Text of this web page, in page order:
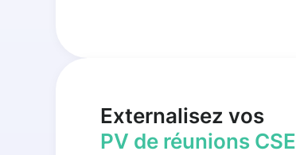
Externalisez vos
PV de réunions CSE